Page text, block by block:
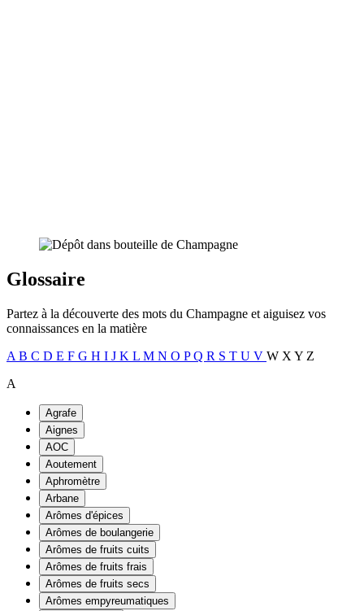
Glossaire
Partez à la découverte des mots du Champagne et aiguisez vos
connaissances en la matière
A B C D E F G H I J K L M N O PQ R S T U V W X Y Z
A
Agrafe
Aignes
AOC
Aoutement
Aphromètre
Arbane
Arômes d'épices
Arômes de boulangerie
Arômes de fruits cuits
Arômes de fruits frais
Arômes de fruits secs
Arômes empyreumatiques